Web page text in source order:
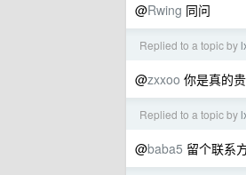
@Rwing 同问
Replied to a topic by
@zxxoo 你是真的贵
Replied to a topic by
@baba5 留个联系